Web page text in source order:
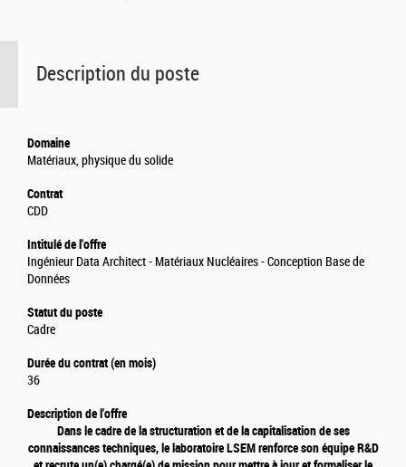
Description du poste
Domaine
Matériaux, physique du solide
Contrat
CDD
Intitulé de l'offre
Ingénieur Data Architect - Matériaux Nucléaires - Conception Base de
Données
Statut du poste
Cadre
Durée du contrat (en mois)
36
Description de l'offre
Dans le cadre de la structuration et de la capitalisation de ses
connaissances techniques, le laboratoire LSEM renforce son équipe R&D